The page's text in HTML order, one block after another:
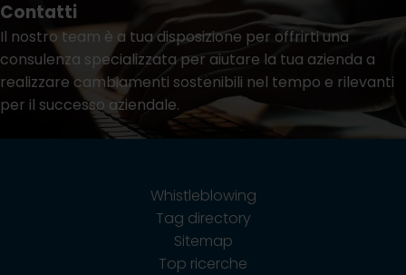
Contatti
Il nostro team è a tua disposizione per offrirti una
consulenza specializzata per aiutare la tua azienda a
realizzare cambiamenti sostenibili nel tempo e rilevanti
per il successo aziendale.
Whistleblowing
Tag directory
Sitemap
Top ricerche